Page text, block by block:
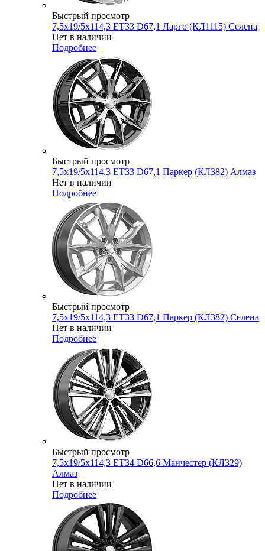
Быстрый просмотр
7,5x19/5x114,3 ET33 D67,1 Ларго (КЛ1115) Селена
Нет в наличии
Подробнее
Быстрый просмотр
7,5x19/5x114,3 ET33 D67,1 Паркер (КЛ382) Алмаз
Нет в наличии
Подробнее
Быстрый просмотр
7,5x19/5x114,3 ET33 D67,1 Паркер (КЛ382) Селена
Нет в наличии
Подробнее
Быстрый просмотр
7,5x19/5x114,3 ET34 D66,6 Манчестер (КЛ329)
Алмаз
Нет в наличии
Подробнее